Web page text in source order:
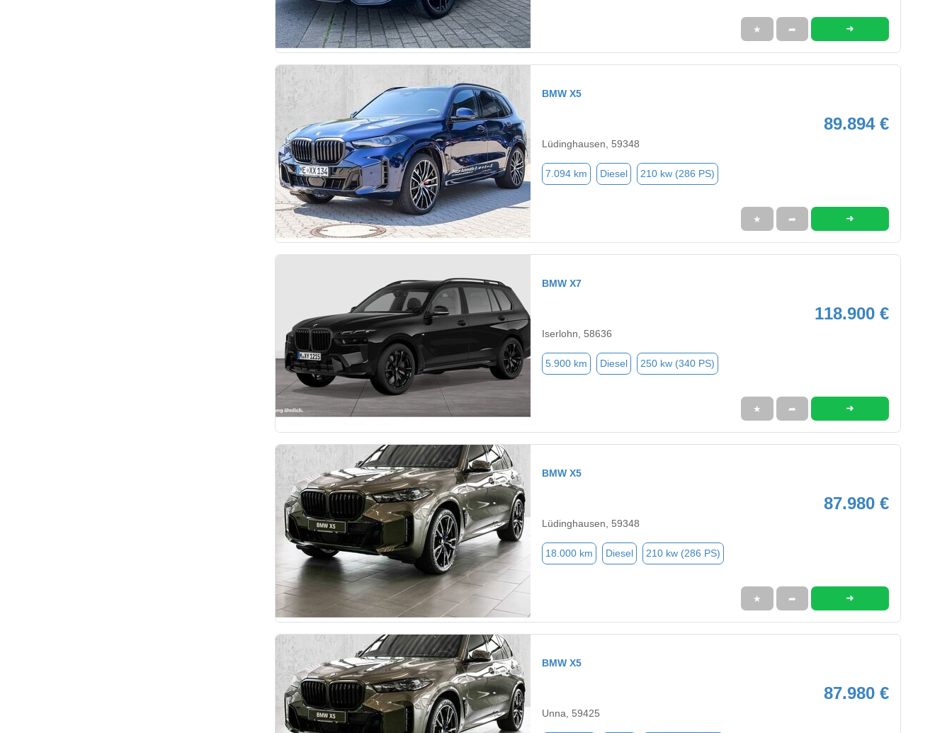
★ ➦ ➜
BMW X5
89.894 €
Lüdinghausen, 59348
7.094 km Diesel 210 kw (286 PS)
★ ➦ ➜
BMW X7
118.900 €
Iserlohn, 58636
5.900 km Diesel 250 kw (340 PS)
★ ➦ ➜
BMW X5
87.980 €
Lüdinghausen, 59348
18.000 km Diesel 210 kw (286 PS)
★ ➦ ➜
BMW X5
87.980 €
Unna, 59425